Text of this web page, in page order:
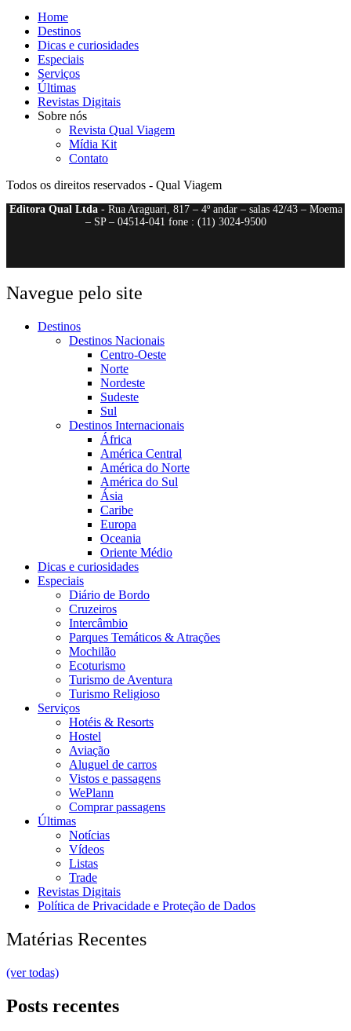
Home
Destinos
Dicas e curiosidades
Especiais
Serviços
Últimas
Revistas Digitais
Sobre nós
Revista Qual Viagem
Mídia Kit
Contato
Todos os direitos reservados - Qual Viagem
Editora Qual Ltda- Rua Araguari, 817 – 4º andar – salas 42/43 – Moema
– SP – 04514-041 fone : (11) 3024-9500
Navegue pelo site
Destinos
Destinos Nacionais
Centro-Oeste
Norte
Nordeste
Sudeste
Sul
Destinos Internacionais
África
América Central
América do Norte
América do Sul
Ásia
Caribe
Europa
Oceania
Oriente Médio
Dicas e curiosidades
Especiais
Diário de Bordo
Cruzeiros
Intercâmbio
Parques Temáticos & Atrações
Mochilão
Ecoturismo
Turismo de Aventura
Turismo Religioso
Serviços
Hotéis & Resorts
Hostel
Aviação
Aluguel de carros
Vistos e passagens
WePlann
Comprar passagens
Últimas
Notícias
Vídeos
Listas
Trade
Revistas Digitais
Política de Privacidade e Proteção de Dados
Matérias Recentes
(ver todas)
Posts recentes